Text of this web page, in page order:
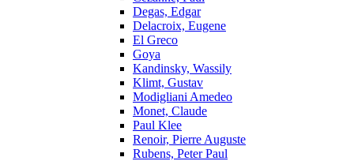
Degas, Edgar
Delacroix, Eugene
El Greco
Goya
Kandinsky, Wassily
Klimt, Gustav
Modigliani Amedeo
Monet, Claude
Paul Klee
Renoir, Pierre Auguste
Rubens, Peter Paul